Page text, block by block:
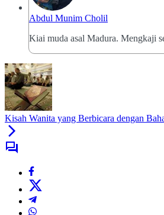
Abdul Munim Cholil
Kiai muda asal Madura. Mengkaji
Kisah Wanita yang Berbicara dengan